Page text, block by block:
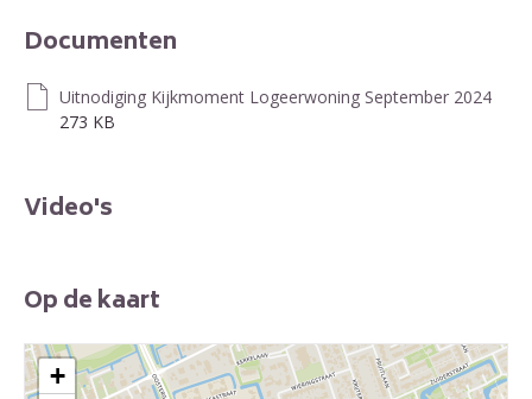
Documenten
Uitnodiging Kijkmoment Logeerwoning September 2024
273 KB
Video's
Op de kaart
+